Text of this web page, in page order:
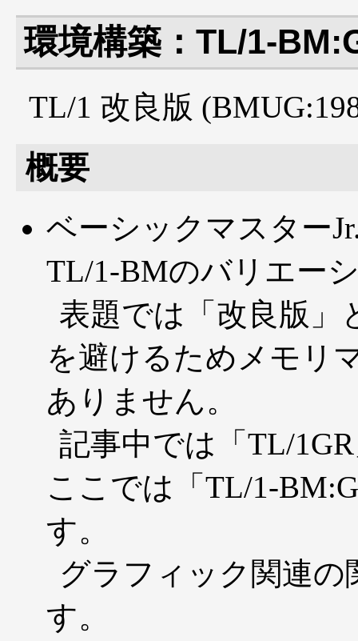
環境構築：TL/1-
TL/1 改良版
概要
ベーシックマスター
TL/1-BMのバリエー
表題では「改良版」
を避けるためメモリ
ありません。
記事中では「TL/
ここでは「TL/1-
す。
グラフィック関連
す。